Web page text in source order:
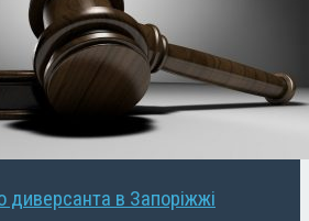
диверсанта в Запоріжжі